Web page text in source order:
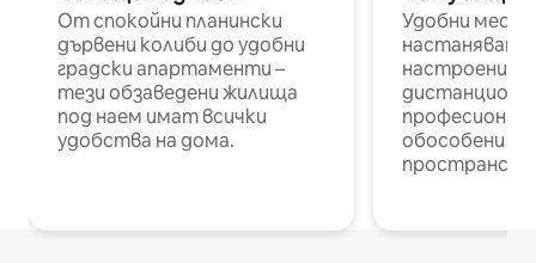
От спокойни планински
дървени колиби до удобни
градски апартаменти –
тези обзаведени жилища
под наем имат всички
удобства на дома.
Удобни
настаняване
настроени и
обособени